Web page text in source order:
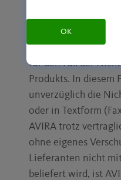
(2) Darüber hinaus
Ablehnung des
für den Fall der
Produkts. In diesem
unverzüglich die
oder in Textform
AVIRA trotz
ohne eigenes
Lieferanten nicht
beliefert wird, ist
OK